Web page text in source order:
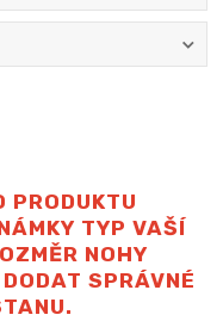
PRODUKTU
TYP VAŠÍ
NOHY
SPRÁVNÉ